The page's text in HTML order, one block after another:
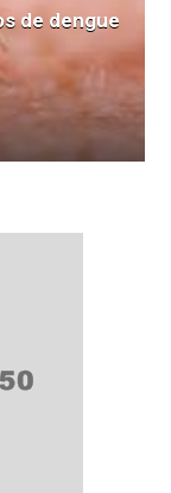
de dengue